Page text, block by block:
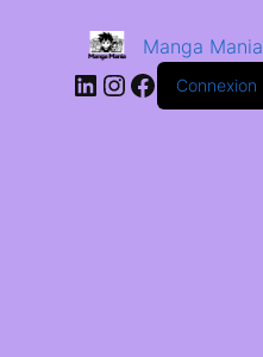
Manga Mania
Connexion